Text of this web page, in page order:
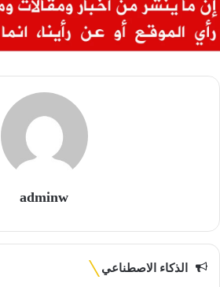
adminw
الذكاء الاصطناعي